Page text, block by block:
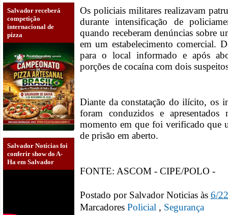
Salvador receberá
competição
internacional de
pizza
Salvador Notícias foi
conferir show do A-
Ha em Salvador
Os policiais militares realizavam
durante intensificação de
quando receberam denúncias sobre
em um estabelecimento comercial.
para o local informado e após
porções de cocaína com dois
Diante da constatação do ilícito, os
foram conduzidos e
momento em que foi verificado que
de prisão em aberto.
FONTE: ASCOM - CIPE/POLO -
Postado por Salvador Noticias às 6/
Marcadores
, Segurança